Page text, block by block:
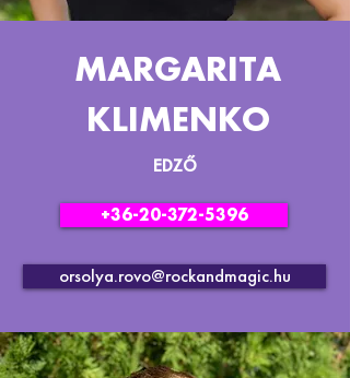
MARGARITA
KLIMENKO
EDZŐ
+36-20-372-5396
orsolya.rovo@rockandmagic.hu